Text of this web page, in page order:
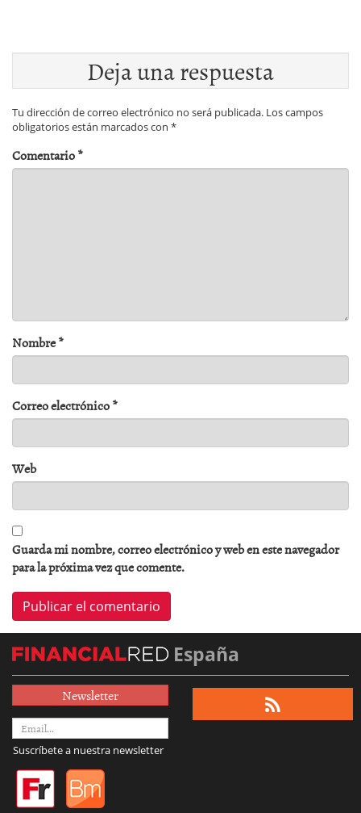
Deja una respuesta
Tu dirección de correo electrónico no será publicada. Los campos
obligatorios están marcados con *
Comentario*
Nombre*
Correo electrónico*
Web
Guarda mi nombre, correo electrónico y web en este navegador
para la próxima vez que comente.
España
Newsletter
Suscríbete a nuestra newsletter